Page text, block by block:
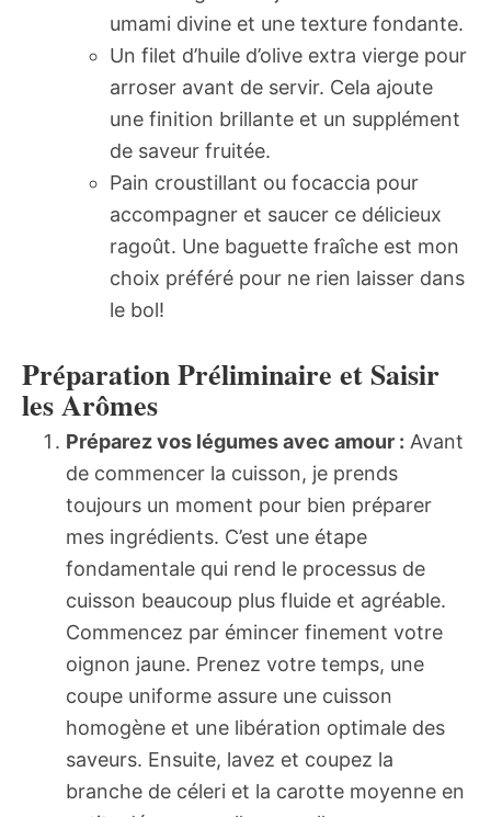
umami divine et une texture fondante.
Un filet d’huile d’olive extra vierge pour
arroser avant de servir. Cela ajoute
une finition brillante et un supplément
de saveur fruitée.
Pain croustillant ou focaccia pour
accompagner et saucer ce délicieux
ragoût. Une baguette fraîche est mon
choix préféré pour ne rien laisser dans
le bol!
Préparation Préliminaire et Saisir
les Arômes
Préparez vos légumes avec amour : Avant
de commencer la cuisson, je prends
toujours un moment pour bien préparer
mes ingrédients. C’est une étape
fondamentale qui rend le processus de
cuisson beaucoup plus fluide et agréable.
Commencez par émincer finement votre
oignon jaune. Prenez votre temps, une
coupe uniforme assure une cuisson
homogène et une libération optimale des
saveurs. Ensuite, lavez et coupez la
branche de céleri et la carotte moyenne en